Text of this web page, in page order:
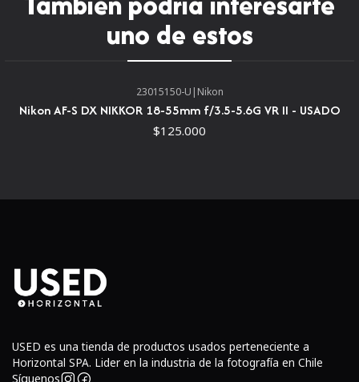
gran angular a teleobjetivo corto y cuenta con una
apertura máxima constante de f/4 para un rendimiento
consistente en todo el rango de zoom. Se utilizan tres
baja para reducir en gran medida las aberraciones
esféricas y cromáticas con el fin de producir un alto grado
la cámara para ayudar a realizar imágenes nítidas al
disparar de mano. Un motor de onda silenciosa también
se utiliza para proporcionar un rendimiento de enfoque
enfoque manual a tiempo completo.
uno de estos
23015150-U | Nikon
Nikon AF-S DX NIKKOR 18-55mm f/3.5-5.6G VR II - USADO
$125.000
USED es una tienda de productos usados perteneciente a
Horizontal SPA. Lider en la industria de la fotografía en Chile
Síguenos